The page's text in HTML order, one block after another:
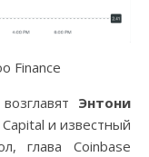
Finance
Энтони
и известный
глава Coinbase